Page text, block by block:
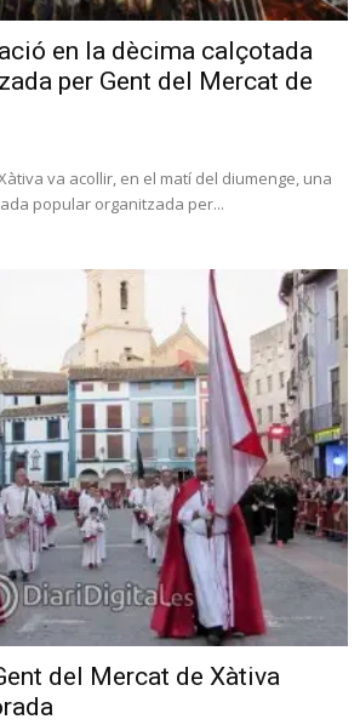
en la dècima calçotada
per Gent del Mercat de
va acollir, en el matí del diumenge, una
popular organitzada per...
del Mercat de Xàtiva